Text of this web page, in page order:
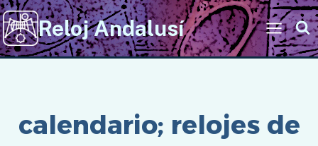
Saltar
al
contenido
Reloj Andalusí
calendario; relojes de